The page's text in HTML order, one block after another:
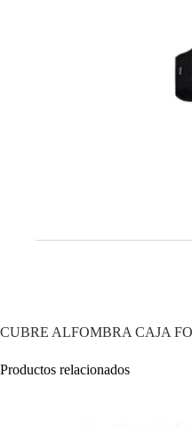
CUBRE ALFOMBRA CAJA
Productos relacionados